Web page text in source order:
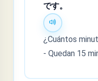
です。
¿Cuántos
- Quedan 15